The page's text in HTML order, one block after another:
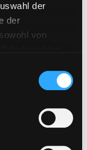
der
der
von
in
des EWR
kann. In
für
heute
ab
Lernen